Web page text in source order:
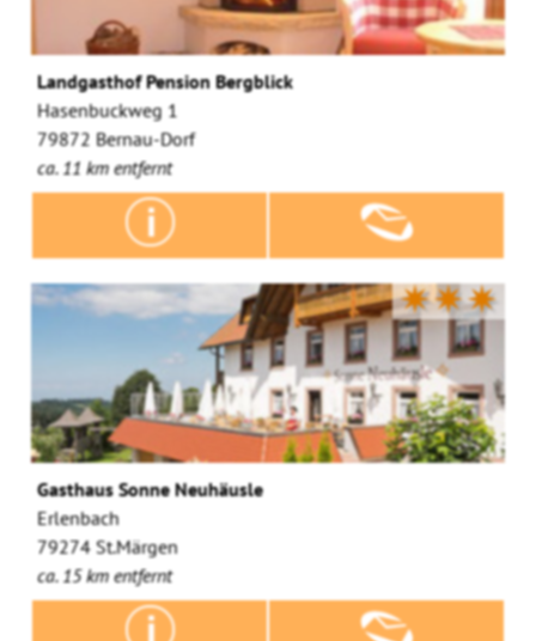
Landgasthof Pension Bergblick
Hasenbuckweg 1
79872 Bernau-Dorf
ca. 11 km entfernt
✷✷✷
Gasthaus Sonne Neuhäusle
Erlenbach
79274 St.Märgen
ca. 15 km entfernt